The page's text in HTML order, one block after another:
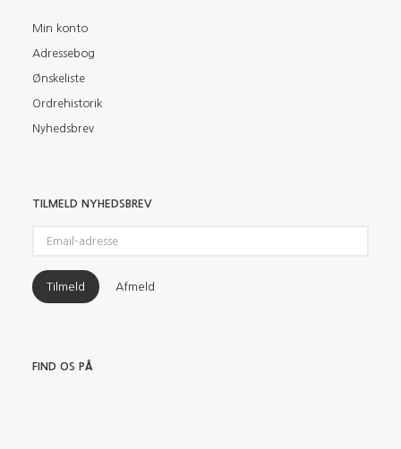
Min konto
Adressebog
Ønskeliste
Ordrehistorik
Nyhedsbrev
TILMELD NYHEDSBREV
adresse
Tilmeld Afmeld
FIND OS PÅ